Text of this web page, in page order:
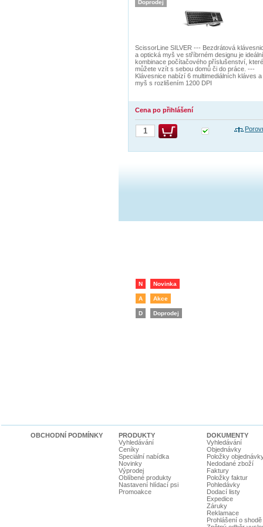
ScissorLine SILVER --- Bezdrátová
a optická myš ve stříbrném designu je ideální
kombinace počítačového příslušenství,
můžete vzít s sebou domů či do práce. ---
Klávesnice nabízí 6 multimediálních kláves a
myš s rozlišením 1200 DPI
Cena po přihlášení
Doprodej
N Novinka
A Akce
D Doprodej
OBCHODNÍ PODMÍNKY
PRODUKTY
Vyhledávání
Ceníky
Speciální nabídka
Novinky
Výprodej
Oblíbené produkty
Nastavení hlídací psi
Promoakce
DOKUMENTY
Vyhledávání
Objednávky
Položky
Nedodané zboží
Faktury
Položky faktur
Pohledávky
Dodací listy
Expedice
Záruky
Reklamace
Prohlášení o shodě